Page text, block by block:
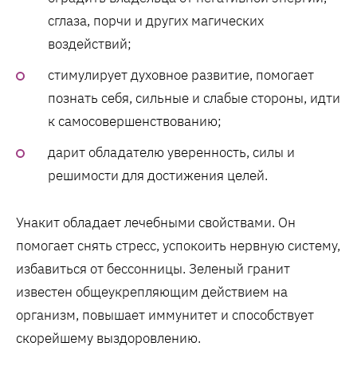
сглаза, порчи и других магических
воздействий;
стимулирует духовное развитие, помогает
познать себя, сильные и слабые стороны, идти
к самосовершенствованию;
дарит обладателю уверенность, силы и
решимости для достижения целей.
Унакит обладает лечебными свойствами. Он
помогает снять стресс, успокоить нервную систему,
избавиться от бессонницы. Зеленый гранит
известен общеукрепляющим действием на
организм, повышает иммунитет и способствует
скорейшему выздоровлению.